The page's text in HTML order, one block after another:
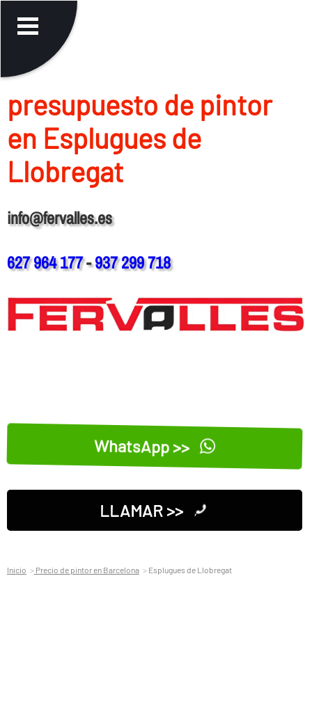
presupuesto de pintor
en Esplugues de
Llobregat
info@fervalles.es
627 964 177-937 299 718
WhatsApp >>
LLAMAR >>
Inicio Precio de pintor en Barcelona Esplugues de Llobregat